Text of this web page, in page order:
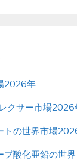
2026年
クサー市場2026
トの世界市場
プ酸化亜鉛の世